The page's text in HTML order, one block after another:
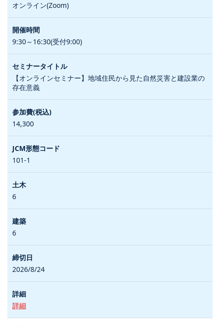
オンライン(Zoom)
9:30～16:30(受付9:00)
【オンラインセミナー】地域住民から見た自然災害と建設業の
存在意義
14,300
101-1
6
6
2026/8/24
詳細